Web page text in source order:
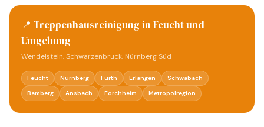
📍 Treppenhausreinigung in Feucht und
Umgebung
Wendelstein, Schwarzenbruck, Nürnberg Süd
Feucht Nürnberg Fürth Erlangen
Schwabach
Bamberg
Ansbach Forchheim Metropolregion